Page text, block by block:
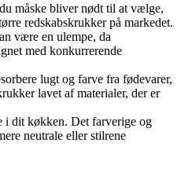
måske bliver nødt til at vælge,
redskabskrukker på markedet.
være en ulempe, da
med konkurrerende
lugt og farve fra fødevarer,
lavet af materialer, der er
i dit køkken. Det farverige og
neutrale eller stilrene